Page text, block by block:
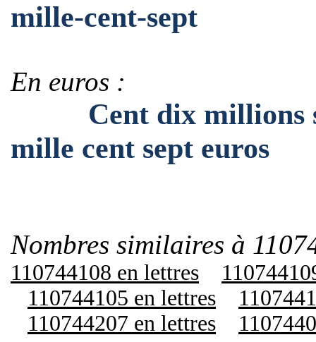
mille-cent-sept
En euros :
Cent dix millions
mille cent sept euros
Nombres similaires à
110744108 en lettres
110744105 en lettres
110744207 en lettres